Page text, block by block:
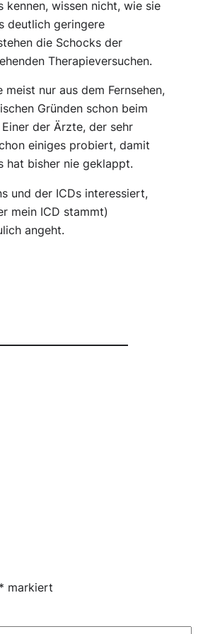
kennen, wissen nicht, wie sie
deutlich geringere
die Schocks der
Therapieversuchen.
nur aus dem Fernsehen,
Gründen schon beim
der Ärzte, der sehr
einiges probiert, damit
hat bisher nie geklappt.
und der ICDs interessiert,
mein ICD stammt)
angeht.
* markiert